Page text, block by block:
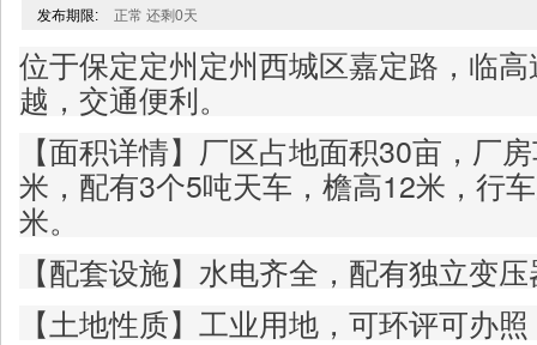
发布期限:
正常 还剩0天
位于保定定州定州西城区嘉定路，临
越，交通便利。
【面积详情】厂区占地面积30亩，厂
米，配有3个5吨天车，檐高12米，行
米。
【配套设施】水电齐全，配有独立变
【土地性质】工业用地，可环评可办